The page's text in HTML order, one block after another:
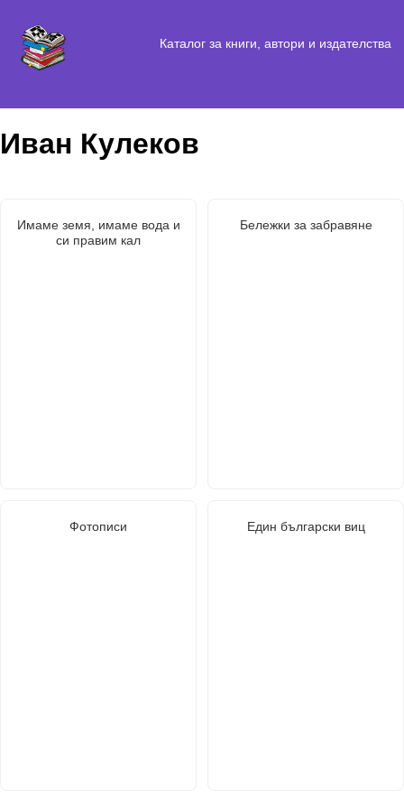
Каталог за книги, автори и издателства
Иван Кулеков
Имаме земя, имаме вода и
си правим кал
Бележки за забравяне
Фотописи Един български виц